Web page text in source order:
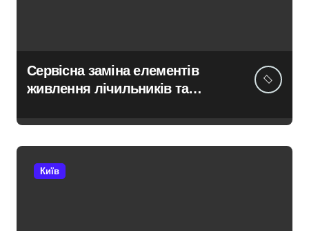
Сервісна заміна елементів
живлення лічильників та
опалення: експертний огляд
antap.com.ua
Київ